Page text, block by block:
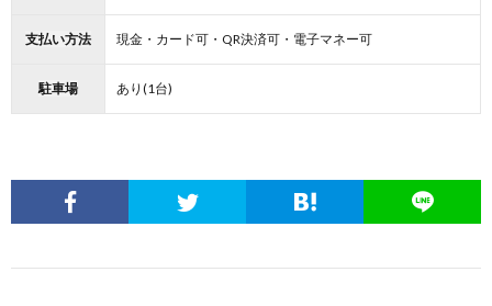
支払い方法 現金・カード可・QR決済可・電子マネー可
駐車場 あり(1台)